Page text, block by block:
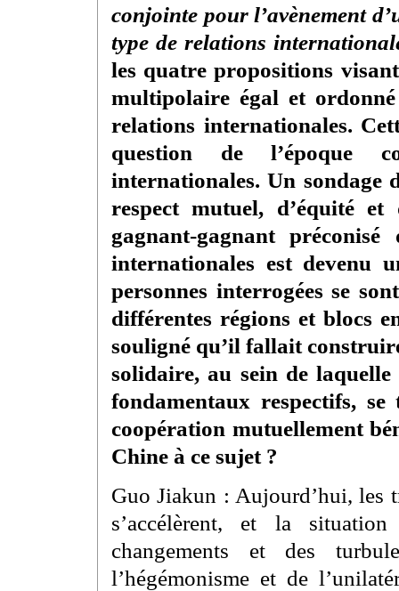
conjointe pour l’avènement
type de relations
les quatre propositions
multipolaire égal et
relations internationales.
question de l’époque
internationales. Un sondage
respect mutuel, d’équité
gagnant-gagnant
internationales est devenu
personnes interrogées se
différentes régions et blocs
souligné qu’il fallait
solidaire, au sein de
fondamentaux respectifs,
coopération mutuellement
Chine à ce sujet ?
Guo Jiakun : Aujourd’hui, les
s’accélèrent, et la
changements et des
l’hégémonisme et de